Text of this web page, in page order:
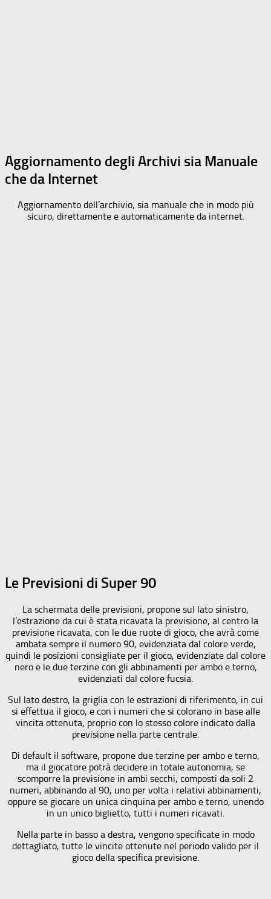
Aggiornamento degli Archivi sia Manuale
che da Internet
Aggiornamento dell’archivio, sia manuale che in modo più
sicuro, direttamente e automaticamente da internet.
Le Previsioni di Super 90
La schermata delle previsioni, propone sul lato sinistro,
l’estrazione da cui è stata ricavata la previsione, al centro la
previsione ricavata, con le due ruote di gioco, che avrà come
ambata sempre il numero 90, evidenziata dal colore verde,
quindi le posizioni consigliate per il gioco, evidenziate dal colore
nero e le due terzine con gli abbinamenti per ambo e terno,
evidenziati dal colore fucsia.
Sul lato destro, la griglia con le estrazioni di riferimento, in cui
si effettua il gioco, e con i numeri che si colorano in base alle
vincita ottenuta, proprio con lo stesso colore indicato dalla
previsione nella parte centrale.
Di default il software, propone due terzine per ambo e terno,
ma il giocatore potrà decidere in totale autonomia, se
scomporre la previsione in ambi secchi, composti da soli 2
numeri, abbinando al 90, uno per volta i relativi abbinamenti,
oppure se giocare un unica cinquina per ambo e terno, unendo
in un unico biglietto, tutti i numeri ricavati.
Nella parte in basso a destra, vengono specificate in modo
dettagliato, tutte le vincite ottenute nel periodo valido per il
gioco della specifica previsione.